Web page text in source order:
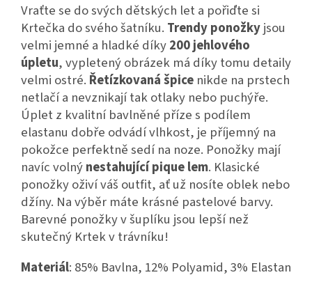
Vraťte se do svých dětských let a pořiďte si
Krtečka do svého šatníku. Trendy ponožkyjsou
velmi jemné a hladké díky200 jehlového
úpletu, vypletený obrázek má díky tomu detaily
velmi ostré. Řetízkovaná špice nikde na prstech
netlačí a nevznikají tak otlaky nebo puchýře.
Úplet z kvalitní bavlněné příze s podílem
elastanu dobře odvádí vlhkost, je příjemný na
pokožce perfektně sedí na noze. Ponožky mají
navíc volnýnestahující pique lem. Klasické
ponožky oživí váš outfit, ať už nosíte oblek nebo
džíny. Na výběr máte krásné pastelové barvy.
Barevné ponožky v šuplíku jsou lepší než
skutečný Krtek v trávníku!
Materiál: 85% Bavlna, 12% Polyamid, 3% Elastan